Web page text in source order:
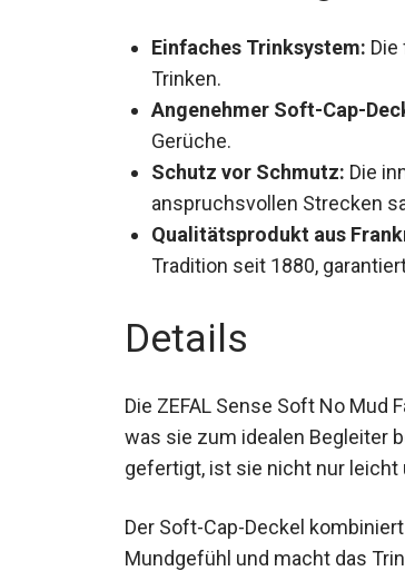
Einfaches Trinksystem:
müheloses Trinken.
Angenehmer Soft-Cap-
Gerüche.
Schutz vor Schmutz: Die
anspruchsvollen Strecken
Qualitätsprodukt aus
Tradition seit 1880,
Details
Die ZEFAL Sense Soft No
g, was sie zum idealen
gefertigt, ist sie nicht nur leicht
Der Soft-Cap-Deckel
Mundgefühl und macht das